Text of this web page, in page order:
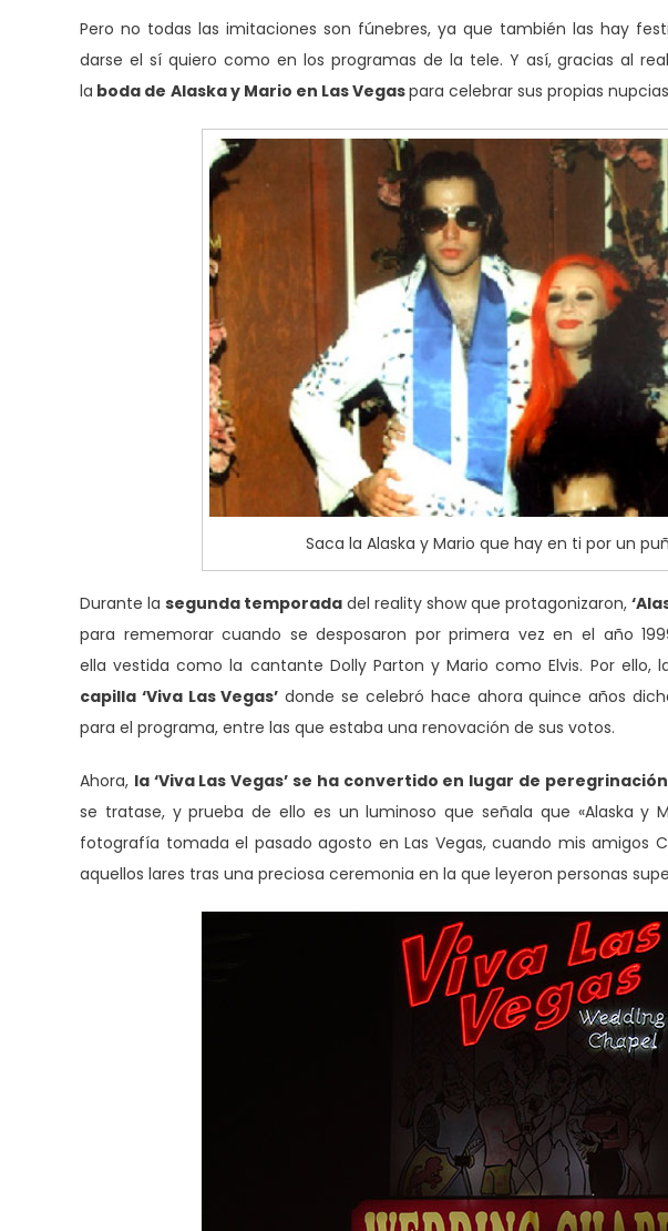
Pero no todas las imitaciones son fúnebres, ya que también las hay
darse el sí quiero como en los programas de la tele. Y así, gracias al
la boda de Alaska y Mario en Las Vegaspara celebrar sus propias
Saca la Alaska y Mario que hay en ti por un
Durante la segunda temporada del reality show que protagonizaron,
para rememorar cuando se desposaron por primera vez en el año
ella vestida como la cantante Dolly Parton y Mario como Elvis. Por
capilla ‘Viva Las Vegas’ donde se celebró hace ahora quince años
para el programa, entre las que estaba una renovación de sus votos.
Ahora, la ‘Viva Las Vegas’ se ha convertido en lugar de
se tratase, y prueba de ello es un luminoso que señala que «Alaska y
fotografía tomada el pasado agosto en Las Vegas, cuando mis amigos
aquellos lares tras una preciosa ceremonia en la que leyeron personas